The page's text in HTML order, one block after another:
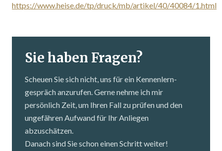
https://www.heise.de/tp/druck/mb/artikel/40/40084/1.html
Sie haben Fragen?
Scheuen Sie sich nicht, uns für ein Kennenlern­
gespräch anzurufen. Gerne nehme ich mir
persönlich Zeit, um Ihren Fall zu prüfen und den
ungefähren Aufwand für Ihr Anliegen
abzuschätzen.
Danach sind Sie schon einen Schritt weiter!